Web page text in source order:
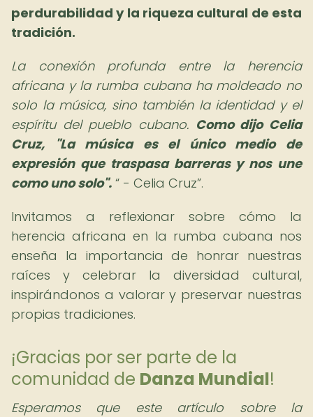
perdurabilidad y la riqueza cultural de esta
tradición.
La conexión profunda entre la herencia
africana y la rumba cubana ha moldeado no
solo la música, sino también la identidad y el
espíritu del pueblo cubano. Como dijo Celia
Cruz, "La música es el único medio de
expresión que traspasa barreras y nos une
como uno solo".
- Celia Cruz .
Invitamos a reflexionar sobre cómo la
herencia africana en la rumba cubana nos
enseña la importancia de honrar nuestras
raíces y celebrar la diversidad cultural,
inspirándonos a valorar y preservar nuestras
propias tradiciones.
¡Gracias por ser parte de la
comunidad de Danza Mundial!
Esperamos que este artículo sobre la